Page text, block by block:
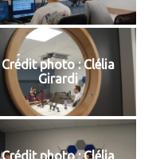
Crédit photo : Clélia
Girardi
Crédit photo : Clélia